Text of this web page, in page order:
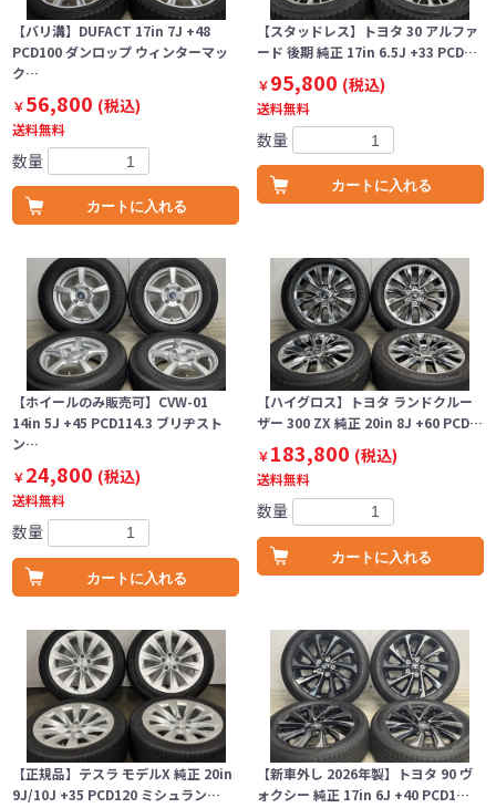
【バリ溝】DUFACT 17in 7J +48
PCD100 ダンロップ ウィンターマッ
ク…
￥56,800 (税込)
送料無料
数量
カートに入れる
【スタッドレス】トヨタ 30 アルファ
ード 後期 純正 17in 6.5J +33 PCD…
￥95,800 (税込)
送料無料
数量
カートに入れる
【ホイールのみ販売可】CVW-01
14in 5J +45 PCD114.3 ブリヂスト
ン…
￥24,800 (税込)
送料無料
数量
カートに入れる
【ハイグロス】トヨタ ランドクルー
ザー 300 ZX 純正 20in 8J +60 PCD…
￥183,800 (税込)
送料無料
数量
カートに入れる
【正規品】テスラ モデルX 純正 20in
9J/10J +35 PCD120 ミシュラン…
【新車外し 2026年製】トヨタ 90 ヴ
ォクシー 純正 17in 6J +40 PCD1…